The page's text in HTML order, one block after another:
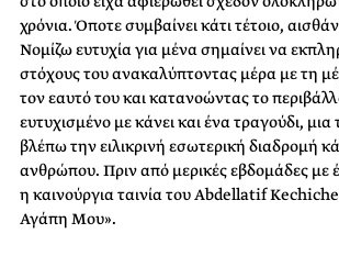
χρόνια. Όποτε συμβαίνει κάτι τέτοιο,
Νομίζω ευτυχία για μένα σημαίνει να
στόχους του ανακαλύπτοντας μέρα με τη
τον εαυτό του και κατανοώντας το
ευτυχισμένο με κάνει και ένα τραγούδι, μια
βλέπω την ειλικρινή εσωτερική διαδρομή
ανθρώπου. Πριν από μερικές εβδομάδες με
η καινούργια ταινία του Abdellatif
Αγάπη Μου».